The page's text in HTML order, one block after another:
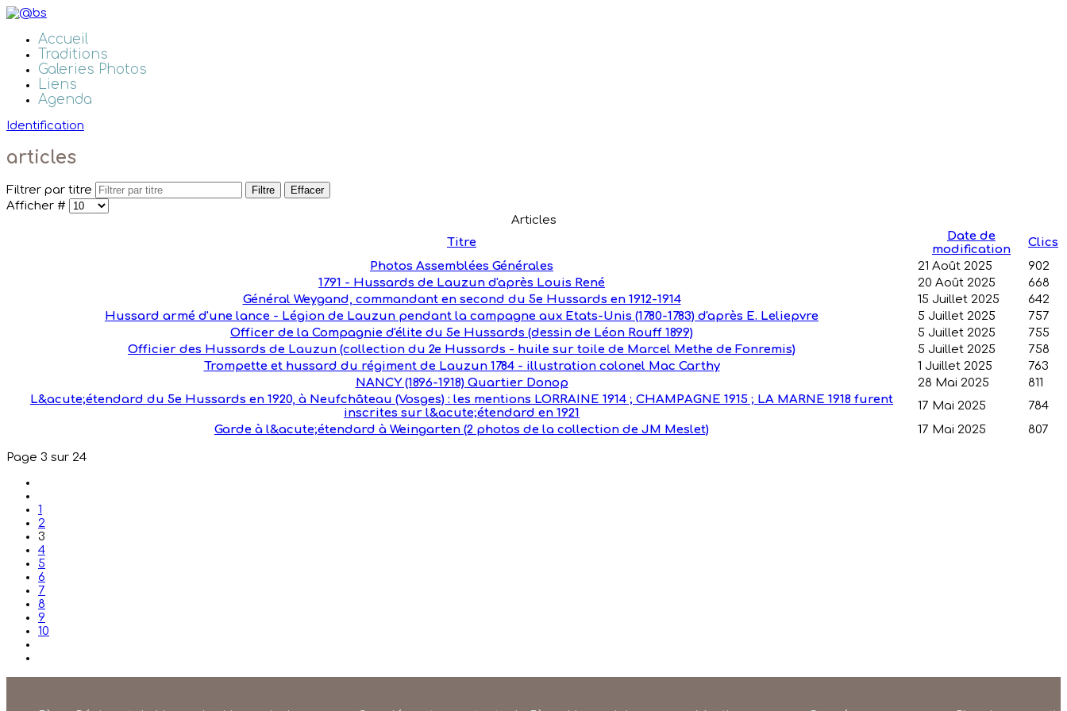
Accueil
Traditions
Galeries Photos
Liens
Agenda
Identification
articles
Filtrer par titre Filtre Effacer
Afficher #
Articles
Titre
Date de
modification
Clics
Photos Assemblées Générales
21 Août 2025
902
1791 - Hussards de Lauzun d'après Louis René
20 Août 2025
668
Général Weygand, commandant en second du 5e Hussards en 1912-1914
15 Juillet 2025
642
Hussard armé d'une lance - Légion de Lauzun pendant la campagne aux Etats-Unis (1780-1783) d'après E. Leliepvre
5 Juillet 2025
757
Officer de la Compagnie d'élite du 5e Hussards (dessin de Léon Rouff 1899)
5 Juillet 2025
755
Officier des Hussards de Lauzun (collection du 2e Hussards - huile sur toile de Marcel Methe de Fonremis)
5 Juillet 2025
758
Trompette et hussard du régiment de Lauzun 1784 - illustration colonel Mac Carthy
1 Juillet 2025
763
NANCY (1896-1918) Quartier Donop
28 Mai 2025
811
L&acute;étendard du 5e Hussards en 1920, à Neufchâteau (Vosges) : les mentions LORRAINE 1914 ; CHAMPAGNE 1915 ; LA MARNE 1918 furent
inscrites sur l&acute;étendard en 1921
17 Mai 2025
784
Garde à l&acute;étendard à Weingarten (2 photos de la collection de JM Meslet)
17 Mai 2025 807
Page 3 sur 24
1
2
3
4
5
6
7
8
9
10